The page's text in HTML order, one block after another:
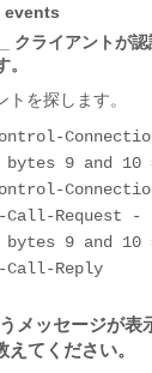
events
ライアントが認
を探します。
Call-Request -
Call-Reply
メッセージが表
てください。